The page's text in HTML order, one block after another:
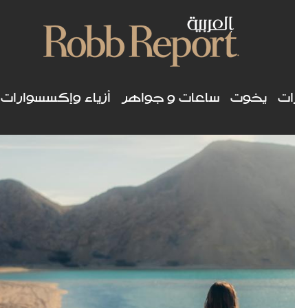
يخوت ساعات و جواهر أزياء وإكسسوارات